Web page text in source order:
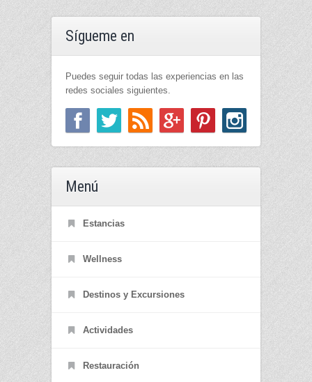
Sígueme en
Puedes seguir todas las experiencias en las
redes sociales siguientes.
Menú
Estancias
Wellness
Destinos y Excursiones
Actividades
Restauración